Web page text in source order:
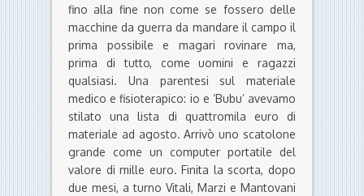
fino alla fine non come se fossero delle
macchine da guerra da mandare il campo il
prima possibile e magari rovinare ma,
prima di tutto, come uomini e ragazzi
qualsiasi. Una parentesi sul materiale
medico e fisioterapico: io e ‘Bubu’ avevamo
stilato una lista di quattromila euro di
materiale ad agosto. Arrivò uno scatolone
grande come un computer portatile del
valore di mille euro. Finita la scorta, dopo
due mesi, a turno Vitali, Marzi e Mantovani